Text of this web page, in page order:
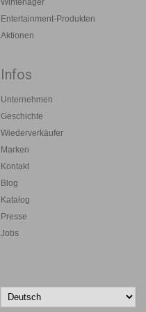
Winterlager
Entertainment-Produkten
Aktionen
Infos
Unternehmen
Geschichte
Wiederverkäufer
Marken
Kontakt
Blog
Katalog
Presse
Jobs